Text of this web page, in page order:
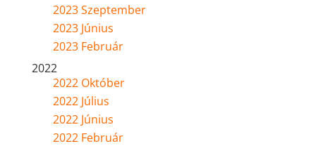
2023 Szeptember
2023 Június
2023 Február
2022
2022 Október
2022 Július
2022 Június
2022 Február